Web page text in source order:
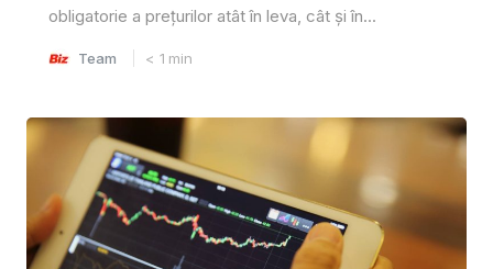
obligatorie a prețurilor atât în ​​leva, cât și în...
Team < 1 min